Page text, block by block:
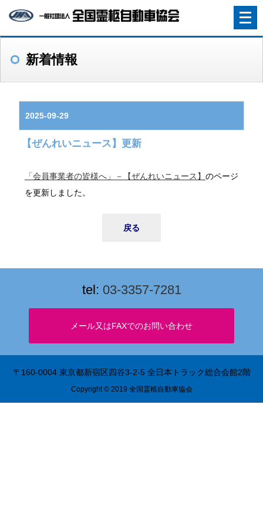
メ
ニ
を
新着情報
2025-09-29
【ぜんれいニュース】更新
「会員事業者の皆様へ」－【ぜんれいニュース】 のページ
を更新しました。
戻る
tel: 03-3357-7281
〒160-0004 東京都新宿区四谷3-2-5 全日本トラック総合会館2階
Copyright © 2019 全国霊柩自動車協会